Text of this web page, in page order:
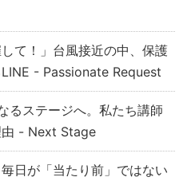
て！」台風接近の中、保護
- Passionate Request
るステージへ。私たち講師
由 - Next Stage
日が「当たり前」ではない